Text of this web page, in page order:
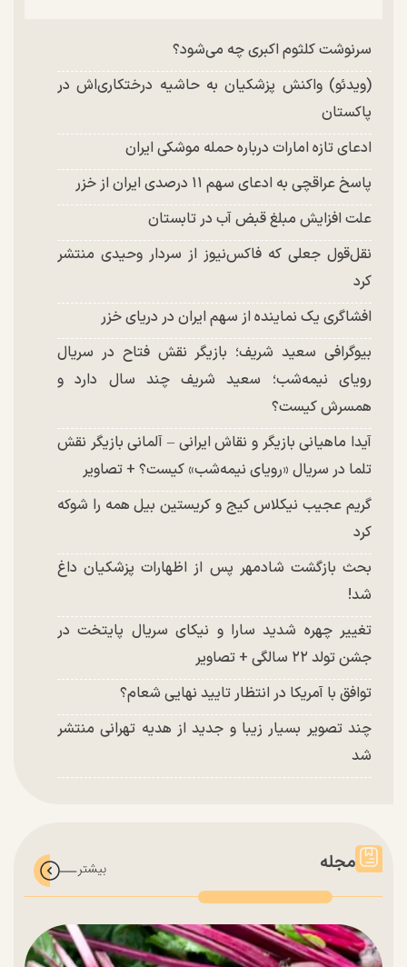
شد
سرنوشت کلثوم اکبری چه می‌شود؟
(ویدئو) واکنش پزشکیان به حاشیه درختکاری‌اش در
پاکستان
ادعای تازه امارات درباره حمله موشکی ایران
پاسخ عراقچی به ادعای سهم ۱۱ درصدی ایران از خزر
علت افزایش مبلغ قبض آب در تابستان
نقل‌قول جعلی که فاکس‌نیوز از سردار وحیدی منتشر
کرد
افشاگری یک نماینده از سهم ایران در دریای خزر
بیوگرافی سعید شریف؛ بازیگر نقش فتاح در سریال
رویای نیمه‌شب؛ سعید شریف چند سال دارد و
همسرش کیست؟
آیدا ماهیانی بازیگر و نقاش ایرانی – آلمانی بازیگر نقش
تلما در سریال «رویای نیمه‌شب» کیست؟ + تصاویر
گریم عجیب نیکلاس کیج و کریستین بیل همه را شوکه
کرد
بحث بازگشت شادمهر پس از اظهارات پزشکیان داغ
شد!
تغییر چهره شدید سارا و نیکای سریال پایتخت در
جشن تولد ۲۲ سالگی + تصاویر
توافق با آمریکا در انتظار تایید نهایی شعام؟
چند تصویر بسیار زیبا و جدید از هدیه تهرانی منتشر
شد
مجله